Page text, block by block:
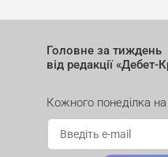
Головне за тиждень
від редакції «Дебет-
Кожного понеділка